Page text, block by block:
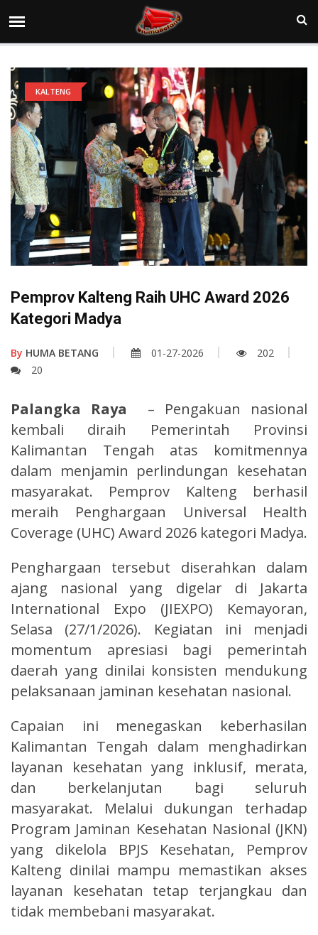
KALTENG
Pemprov Kalteng Raih UHC Award 2026
Kategori Madya
By HUMA BETANG 01-27-2026
202
20
Palangka Raya – Pengakuan nasional
kembali diraih Pemerintah Provinsi
Kalimantan Tengah atas komitmennya
dalam menjamin perlindungan kesehatan
masyarakat. Pemprov Kalteng berhasil
meraih Penghargaan Universal Health
Coverage (UHC) Award 2026 kategori Madya.
Penghargaan tersebut diserahkan dalam
ajang nasional yang digelar di Jakarta
International Expo (JIEXPO) Kemayoran,
Selasa (27/1/2026). Kegiatan ini menjadi
momentum apresiasi bagi pemerintah
daerah yang dinilai konsisten mendukung
pelaksanaan jaminan kesehatan nasional.
Capaian ini menegaskan keberhasilan
Kalimantan Tengah dalam menghadirkan
layanan kesehatan yang inklusif, merata,
dan berkelanjutan bagi seluruh
masyarakat. Melalui dukungan terhadap
Program Jaminan Kesehatan Nasional (JKN)
yang dikelola BPJS Kesehatan, Pemprov
Kalteng dinilai mampu memastikan akses
layanan kesehatan tetap terjangkau dan
tidak membebani masyarakat.